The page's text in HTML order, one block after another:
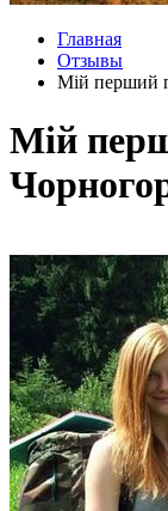
Главная
Отзывы
Мій перший
Мій